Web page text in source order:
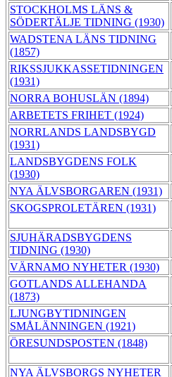
STOCKHOLMS LÄNS &
SÖDERTÄLJE TIDNING (1930)
WADSTENA LÄNS TIDNING
(1857)
RIKSSJUKKASSETIDNINGEN
(1931)
NORRA BOHUSLÄN (1894)
ARBETETS FRIHET (1924)
NORRLANDS LANDSBYGD
(1931)
LANDSBYGDENS FOLK
(1930)
NYA ÄLVSBORGAREN (1931)
SKOGSPROLETÄREN (1931)
SJUHÄRADSBYGDENS
TIDNING (1930)
VÄRNAMO NYHETER (1930)
GOTLANDS ALLEHANDA
(1873)
LJUNGBYTIDNINGEN
SMÅLÄNNINGEN (1921)
ÖRESUNDSPOSTEN (1848)
NYA ÄLVSBORGS NYHETER